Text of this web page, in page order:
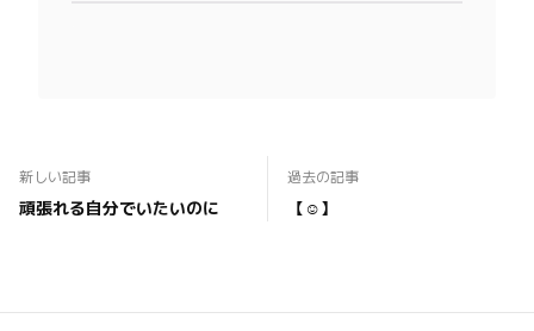
新しい記事
頑張れる自分でいたいのに
過去の記事
【☺️】